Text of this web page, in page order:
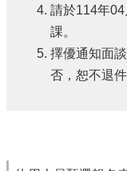
請於114年
課。
擇優通知面
否，恕不退